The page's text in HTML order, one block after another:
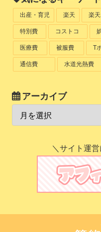
出産・育児 楽天 楽
特別費 コストコ
医療費 被服費 T
通信費 水道光熱費
アーカイブ
＼サイト運